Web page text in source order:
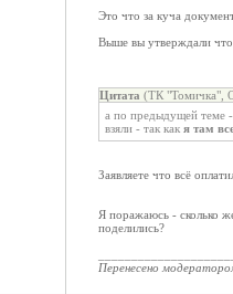
Это что за куча
Выше вы утверждали что
Цитата (ТК "Томичка",
а по предыдущей теме -
взяли - так как я там
Заявляете что всё
Я поражаюсь - сколько
поделились?
Перенесено